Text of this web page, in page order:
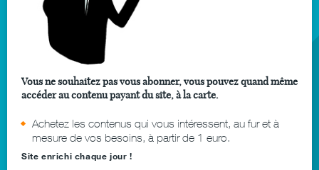
Vous ne souhaitez pas vous abonner, vous pouvez quand même
accéder au contenu payant du site, à la carte.
Achetez les contenus qui vous intéressent, au fur et à
mesure de vos besoins, à partir de 1 euro.
Site enrichi chaque jour !